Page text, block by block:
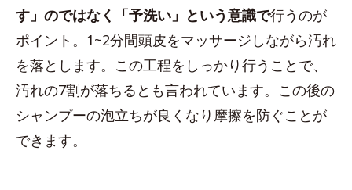
す」のではなく「予洗い」という意識で行うのが
ポイント。1~2分間頭皮をマッサージしながら汚れ
を落とします。この工程をしっかり行うことで、
汚れの7割が落ちるとも言われています。この後の
シャンプーの泡立ちが良くなり摩擦を防ぐことが
できます。